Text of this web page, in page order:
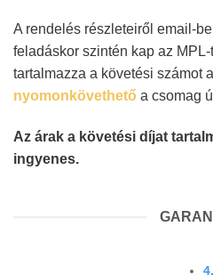
A rendelés részleteiről email-
feladáskor szintén kap az
tartalmazza a követési számot
nyomonkövethető a csomag
Az árak a követési díjat
ingyenes.